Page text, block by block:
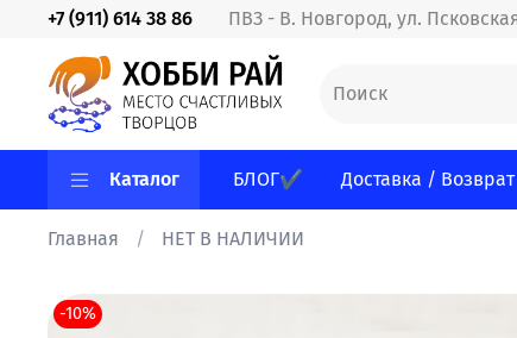
ПВЗ - В. Новгород, ул.
+7 (911) 614 38 86
Каталог БЛОГ✔ Доставка / Возврат
Главная НЕТ В НАЛИЧИИ
-10%